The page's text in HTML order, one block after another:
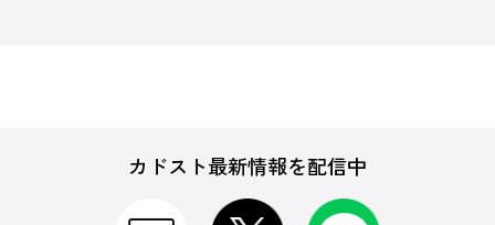
カドスト最新情報を配信中